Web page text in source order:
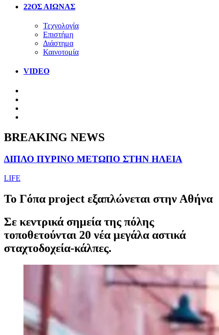
22ΟΣ ΑΙΩΝΑΣ
Τεχνολογία
Επιστήμη
Διάστημα
Καινοτομία
VIDEO
BREAKING NEWS
ΔΙΠΛΟ ΠΥΡΙΝΟ ΜΕΤΩΠΟ ΣΤΗΝ ΗΛΕΙΑ
LIFE
Το Γόπα project εξαπλώνεται στην Αθήνα
Σε κεντρικά σημεία της πόλης
τοποθετούνται 20 νέα μεγάλα αστικά
σταχτοδοχεία-κάλπες.